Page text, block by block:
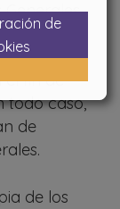
o
el fin de
todo caso,
de
de los
de